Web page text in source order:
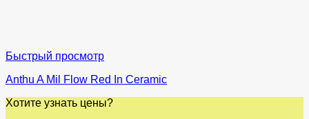
Быстрый просмотр
Anthu A Mil Flow Red In Ceramic
Хотите узнать цены?